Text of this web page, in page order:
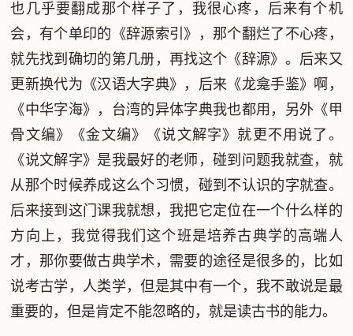
也几乎要翻成那个样子了，我很心疼，后来有个机
会，有个单印的《辞源索引》，那个翻烂了不心疼，
就先找到确切的第几册，再找这个《辞源》。后来又
更新换代为《汉语大字典》，后来《龙龛手鉴》啊，
《中华字海》，台湾的异体字典我也都用，另外《甲
骨文编》《金文编》《说文解字》就更不用说了。
《说文解字》是我最好的老师，碰到问题我就查，就
从那个时候养成这么个习惯，碰到不认识的字就查。
后来接到这门课我就想，我把它定位在一个什么样的
方向上，我觉得我们这个班是培养古典学的高端人
才，那你要做古典学术，需要的途径是很多的，比如
说考古学，人类学，但是其中有一个，我不敢说是最
重要的，但是肯定不能忽略的，就是读古书的能力。